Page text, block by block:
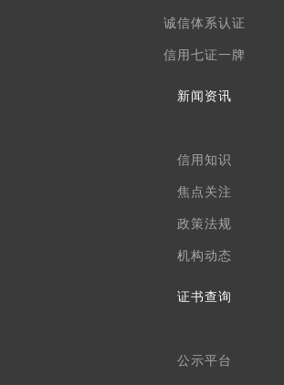
诚信体系认证
信用七证一牌
新闻资讯
信用知识
焦点关注
政策法规
机构动态
证书查询
公示平台